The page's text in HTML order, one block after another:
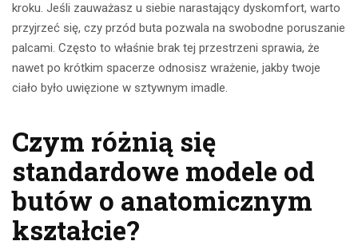
kroku. Jeśli zauważasz u siebie narastający dyskomfort, warto
przyjrzeć się, czy przód buta pozwala na swobodne poruszanie
palcami. Często to właśnie brak tej przestrzeni sprawia, że
nawet po krótkim spacerze odnosisz wrażenie, jakby twoje
ciało było uwięzione w sztywnym imadle.
Czym różnią się
standardowe modele od
butów o anatomicznym
kształcie?